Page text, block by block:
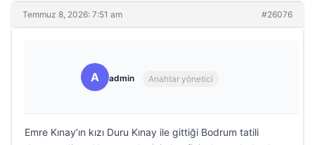
Temmuz 8, 2026: 7:51 am #26076
A admin Anahtar yönetici
Emre Kınay’ın kızı Duru Kınay ile gittiği Bodrum tatili